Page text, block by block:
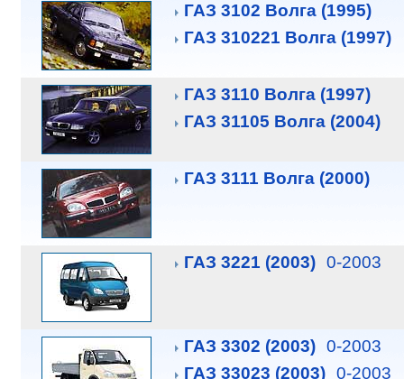
ГАЗ 3102 Волга (1995)
ГАЗ 310221 Волга (1997)
ГАЗ 3110 Волга (1997)
ГАЗ 31105 Волга (2004)
ГАЗ 3111 Волга (2000)
ГАЗ 3221 (2003) 0-2003
ГАЗ 3302 (2003) 0-2003
ГАЗ 33023 (2003) 0-2003